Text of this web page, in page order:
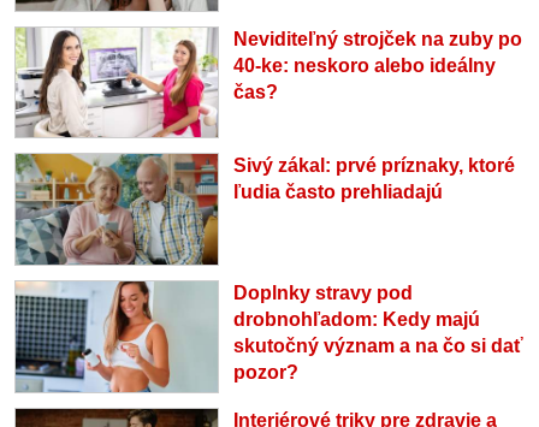
Neviditeľný strojček na zuby po
40-ke: neskoro alebo ideálny
čas?
Sivý zákal: prvé príznaky, ktoré
ľudia často prehliadajú
Doplnky stravy pod
drobnohľadom: Kedy majú
skutočný význam a na čo si dať
pozor?
Interiérové triky pre zdravie a